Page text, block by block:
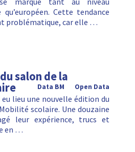
Cette tendance
problématique, car elle …
salon de la
Open Data
Data BM
eu lieu une nouvelle édition du
scolaire. Une douzaine
leur expérience, trucs et
en …